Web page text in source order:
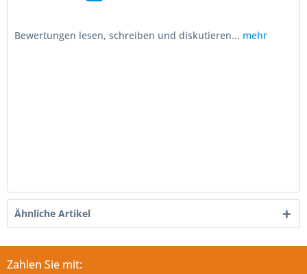
Bewertungen lesen, schreiben und diskutieren... mehr
Ähnliche Artikel
Zahlen Sie mit: